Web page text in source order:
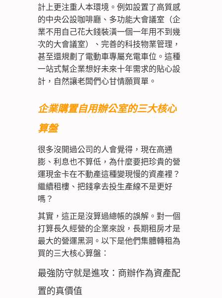
計上更注重人本環境。例如設置了高質感
的中央公設咖啡廳、多功能大會議室（企
業不用自己花大錢裝潢一個一年用不到幾
次的大會議室）、完善的科技物業管理，
甚至還規劃了電動車專屬充電車位。這種
一站式幫企業想好未來十年需求的貼心設
計，自然讓老闆們心甘情願買單。
企業購置自用辦公室的三大核心
算盤
很多沒開過公司的人會覺得，現在高通
膨、利息也不算低，為什麼要把珍貴的營
運現金卡在不動產這種變現慢的資產裡？
繼續租樓、把錢拿去投生產線不是更好
嗎？
其實，這正是沒算過總帳的誤解。對一個
打算長久經營的企業來說，長期租房才是
最大的營運黑洞。以下是他們集體轉租為
買的三大核心算盤：
最強防守就是進攻：商辦作為資產配
置的真價值